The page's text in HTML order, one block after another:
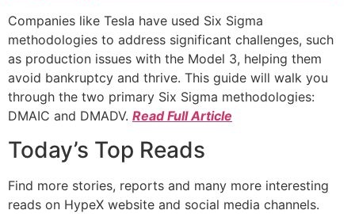
Companies like Tesla have used Six Sigma
methodologies to address significant challenges, such
as production issues with the Model 3, helping them
avoid bankruptcy and thrive. This guide will walk you
through the two primary Six Sigma methodologies:
DMAIC and DMADV. Read Full Article
Today’s Top Reads
Find more stories, reports and many more interesting
reads on HypeX website and social media channels.